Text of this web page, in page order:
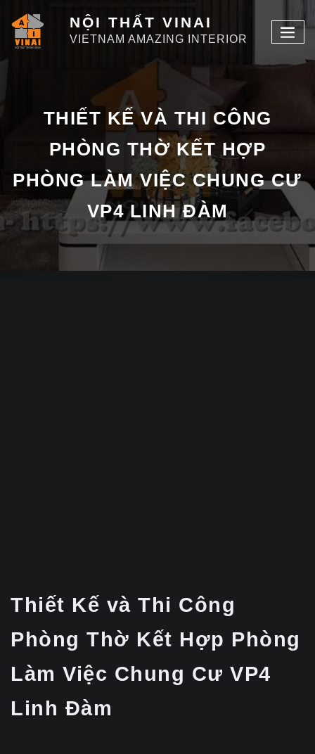
NỘI THẤT VINAI
VIETNAM AMAZING INTERIOR
THIẾT KẾ VÀ THI CÔNG
PHÒNG THỜ KẾT HỢP
PHÒNG LÀM VIỆC CHUNG CƯ
VP4 LINH ĐÀM
Thiết Kế và Thi Công
Phòng Thờ Kết Hợp Phòng
Làm Việc Chung Cư VP4
Linh Đàm